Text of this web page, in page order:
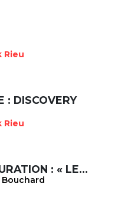
Rieu
: DISCOVERY
Rieu
LA VALSE DE L'INAUGURATION : « LES PORTEURS D'EAU »
Bouchard